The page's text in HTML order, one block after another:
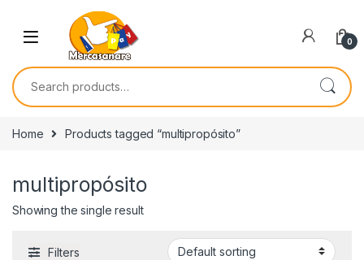
Skip to navigation
0
Search for:
Home Products tagged “multipropósito”
multipropósito
Showing the single result
Filters